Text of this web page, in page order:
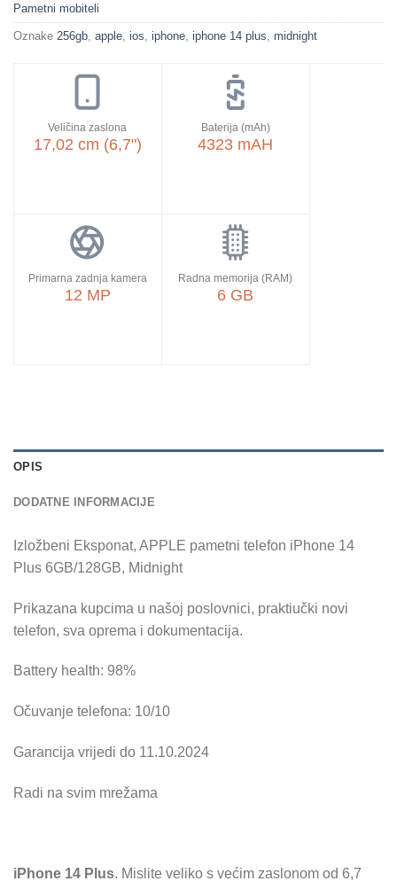
Pametni mobiteli
Oznake 256gb apple ios iphone iphone 14 plus midnight
Veličina zaslona
17,02 cm (6,7")
Baterija (mAh)
4323 mAH
Primarna zadnja kamera
12 MP
Radna memorija (RAM)
6 GB
OPIS
DODATNE INFORMACIJE
Izložbeni Eksponat, APPLE pametni telefon iPhone 14
Plus 6GB/128GB, Midnight
Prikazana kupcima u našoj poslovnici, praktiučki novi
telefon, sva oprema i dokumentacija.
Battery health: 98%
Očuvanje telefona: 10/10
Garancija vrijedi do 11.10.2024
Radi na svim mrežama
iPhone 14 Plus. Mislite veliko s većim zaslonom od 6,7